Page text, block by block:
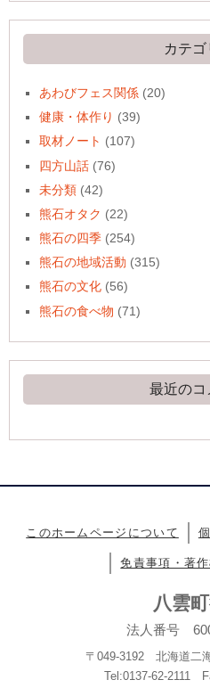
イ
ブ
カテゴ
あわびフェス関係 (20)
健康・体作り (39)
取材ノート (107)
四方山話 (76)
未分類 (42)
熊石オタク (22)
熊石の四季 (254)
熊石の地域活動 (315)
熊石の文化 (56)
熊石の食べ物 (71)
最近のコ
このホームページについて
免責事項・著
八雲
法人番号
〒049-3192 北海道二
Tel:0137-62-2111